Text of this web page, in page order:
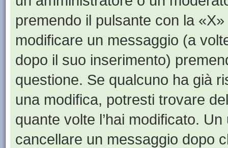
premendo il pulsante con la
modificare un messaggio (a
dopo il suo inserimento)
questione. Se qualcuno ha già
una modifica, potresti trovare
quante volte l’hai modificato.
cancellare un messaggio dopo